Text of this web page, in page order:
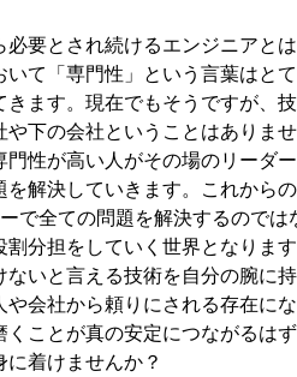
必要とされ続けるエンジニアと
て「専門性」という言葉はと
ます。現在でもそうですが、
下の会社ということはありませ
性が高い人がその場のリーダ
を解決していきます。これから
で全ての問題を解決するのでは
割分担をしていく世界となりま
いと言える技術を自分の腕に
会社から頼りにされる存在に
くことが真の安定につながるは
着けませんか？